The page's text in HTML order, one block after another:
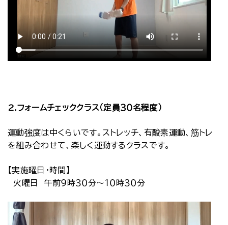
2.フォームチェッククラス（定員３０名程度）
運動強度は中くらいです。ストレッチ、有酸素運動、筋トレ
を組み合わせて、楽しく運動するクラスです。
【実施曜日・時間】
火曜日 午前９時３０分～１０時３０分